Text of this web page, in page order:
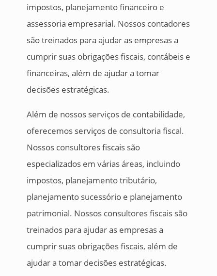
impostos, planejamento financeiro e
assessoria empresarial. Nossos contadores
são treinados para ajudar as empresas a
cumprir suas obrigações fiscais, contábeis e
financeiras, além de ajudar a tomar
decisões estratégicas.
Além de nossos serviços de contabilidade,
oferecemos serviços de consultoria fiscal.
Nossos consultores fiscais são
especializados em várias áreas, incluindo
impostos, planejamento tributário,
planejamento sucessório e planejamento
patrimonial. Nossos consultores fiscais são
treinados para ajudar as empresas a
cumprir suas obrigações fiscais, além de
ajudar a tomar decisões estratégicas.